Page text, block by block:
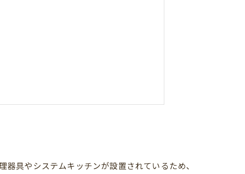
業）補正予算案が開始されました。
具やシステムキッチンが設置されているため、